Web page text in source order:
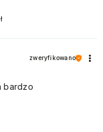
zweryfikowano
bardzo